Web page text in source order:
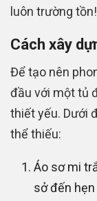
luôn trường tồn!
Cách xây
Để tạo nên
đầu với một tủ
thiết yếu. Dưới
thể thiếu:
Áo sơ mi
sở đến hẹn